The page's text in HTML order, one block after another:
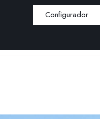
Configurador